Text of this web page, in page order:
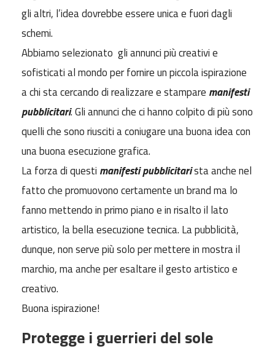
gli altri, l’idea dovrebbe essere unica e fuori dagli
schemi.
Abbiamo selezionato gli annunci più creativi e
sofisticati al mondo per fornire un piccola ispirazione
a chi sta cercando di realizzare e stampare manifesti
pubblicitari. Gli annunci che ci hanno colpito di più sono
quelli che sono riusciti a coniugare una buona idea con
una buona esecuzione grafica.
La forza di questi manifesti pubblicitarista anche nel
fatto che promuovono certamente un brand ma lo
fanno mettendo in primo piano e in risalto il lato
artistico, la bella esecuzione tecnica. La pubblicità,
dunque, non serve più solo per mettere in mostra il
marchio, ma anche per esaltare il gesto artistico e
creativo.
Buona ispirazione!
Protegge i guerrieri del sole